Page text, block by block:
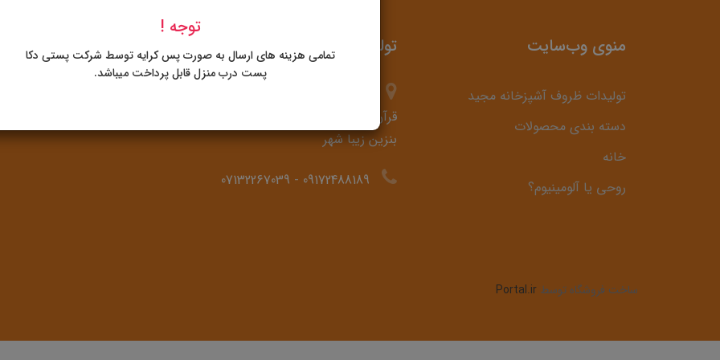
منوی وب‌سایت
تولیدات ظروف آشپزخانه مجید
دسته بندی محصولات
خانه
روحی یا آلومینیوم؟
تولید ظروف آشپزخانه مجید
قرآن، حد فاصل شرکت بوتان گاز و پمپ
بنزین زیبا شهر
09172488189
-
07132267039
ساخت فروشگاه توسط Portal.ir
توجه !
تمامی هزینه های ارسال به صورت پس کرایه توسط شرکت پستی دکا
پست درب منزل قابل پرداخت میباشد.